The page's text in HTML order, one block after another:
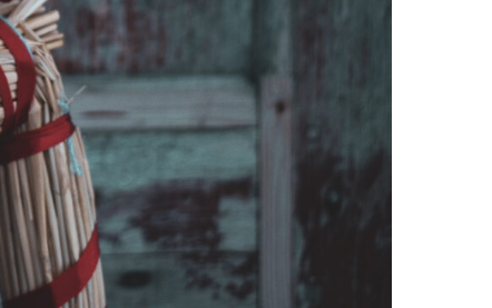
Mest populært siste uke